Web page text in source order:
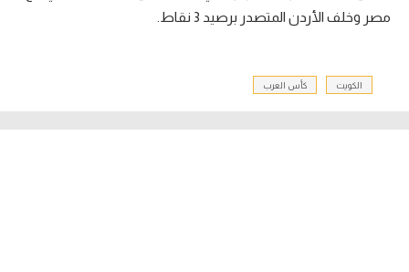
مصر وخلف الأردن المتصدر برصيد 3 نقاط.
الكويت كأس العرب